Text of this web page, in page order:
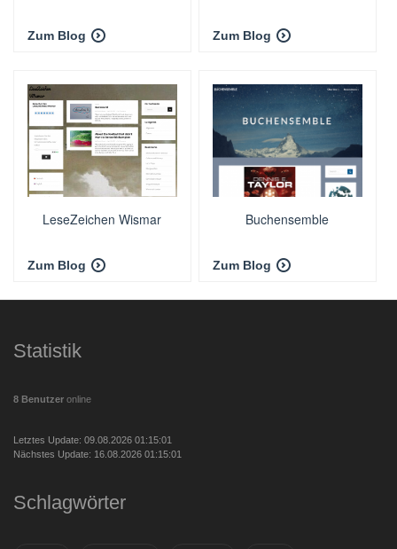
Zum Blog Zum Blog
LeseZeichen Wismar
Zum Blog
Buchensemble
Zum Blog
Statistik
8 Benutzer online
Letztes Update: 09.08.2026 01:15:01
Nächstes Update: 16.08.2026 01:15:01
Schlagwörter